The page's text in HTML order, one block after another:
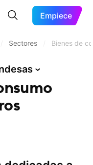
Empiece
Sectores Bienes de